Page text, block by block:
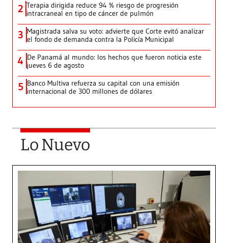
2 Terapia dirigida reduce 94 % riesgo de progresión
intracraneal en tipo de cáncer de pulmón
3 Magistrada salva su voto: advierte que Corte evitó analizar
el fondo de demanda contra la Policía Municipal
4 De Panamá al mundo: los hechos que fueron noticia este
jueves 6 de agosto
5 Banco Multiva refuerza su capital con una emisión
internacional de 300 millones de dólares
Lo Nuevo